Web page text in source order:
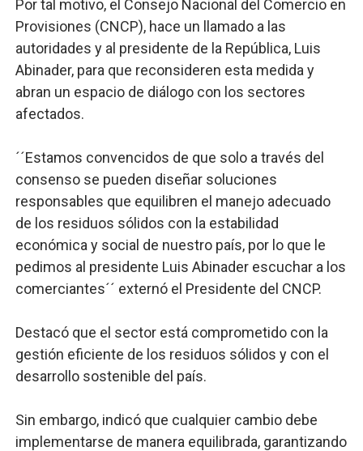
Por tal motivo, el Consejo Nacional del Comercio en
Provisiones (CNCP), hace un llamado a las
autoridades y al presidente de la República, Luis
Abinader, para que reconsideren esta medida y
abran un espacio de diálogo con los sectores
afectados.
´´Estamos convencidos de que solo a través del
consenso se pueden diseñar soluciones
responsables que equilibren el manejo adecuado
de los residuos sólidos con la estabilidad
económica y social de nuestro país, por lo que le
pedimos al presidente Luis Abinader escuchar a los
comerciantes´´ externó el Presidente del CNCP.
Destacó que el sector está comprometido con la
gestión eficiente de los residuos sólidos y con el
desarrollo sostenible del país.
Sin embargo, indicó que cualquier cambio debe
implementarse de manera equilibrada, garantizando